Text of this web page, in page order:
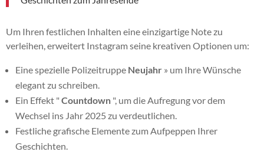
Um Ihren festlichen Inhalten eine einzigartige Note zu
verleihen, erweitert Instagram seine kreativen Optionen um:
Eine spezielle Polizeitruppe Neujahr » um Ihre Wünsche
elegant zu schreiben.
Ein Effekt " Countdown ", um die Aufregung vor dem
Wechsel ins Jahr 2025 zu verdeutlichen.
Festliche grafische Elemente zum Aufpeppen Ihrer
Geschichten.